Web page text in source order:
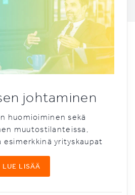
johtaminen
huomioiminen sekä
muutostilanteissa,
yrityskaupat
LUE LISÄÄ